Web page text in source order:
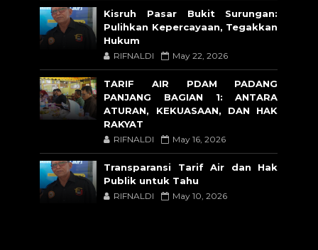
Kisruh Pasar Bukit Surungan:
Pulihkan Kepercayaan, Tegakkan
Hukum
RIFNALDI May 22, 2026
TARIF AIR PDAM PADANG
PANJANG BAGIAN 1: ANTARA
ATURAN, KEKUASAAN, DAN HAK
RAKYAT
RIFNALDI May 16, 2026
Transparansi Tarif Air dan Hak
Publik untuk Tahu
RIFNALDI May 10, 2026